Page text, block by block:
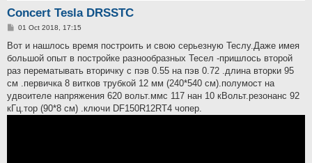
Concert Tesla DRSSTC
P
s
01 Oct 2018, 17:15
Вот и нашлось время построить и свою серьезную Теслу.Даже имея
большой опыт в постройке разнообразных Тесел -пришлось второй
раз перематывать вторичку с пэв 0.55 на пэв 0.72 .длина вторки 95
см .первичка 8 витков трубкой 12 мм (240*540 см).полумост на
удвоителе напряжения 620 вольт.ммс 117 нан 10 кВольт.резонанс 92
кГц.тор (90*8 см) .ключи DF150R12RT4 чопер.